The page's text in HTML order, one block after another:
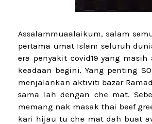
Assalammuaalaikum, salam
pertama umat Islam seluruh
era penyakit covid19 yang
keadaan begini. Yang penting
menjalankan aktiviti bazar
sama lah dengan che mat.
memang nak masak thai beef
kari hijau tu che mat dah buat